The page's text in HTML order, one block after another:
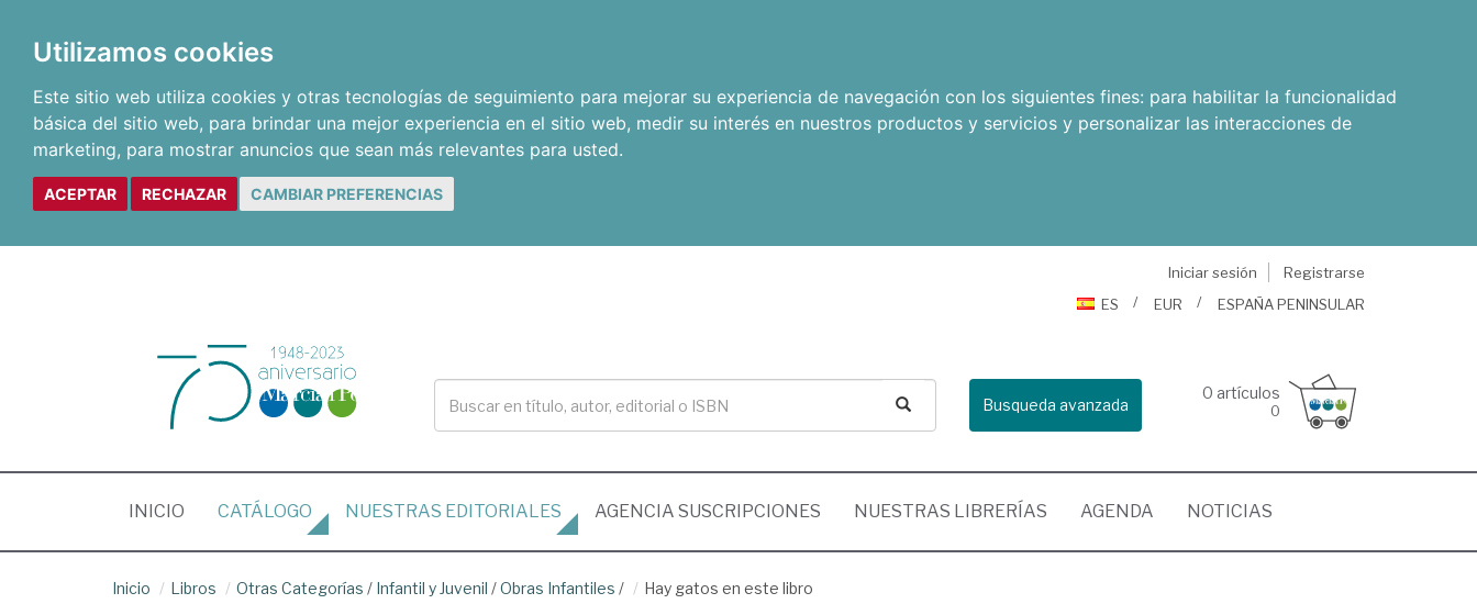
Utilizamos cookies
Este sitio web utiliza cookies y otras tecnologías de seguimiento para mejorar su experiencia de navegación con los siguientes fines: para habilitar la funcionalidad
básica del sitio web, para brindar una mejor experiencia en el sitio web, medir su interés en nuestros productos y servicios y personalizar las interacciones de
marketing, para mostrar anuncios que sean más relevantes para usted.
ACEPTAR RECHAZAR CAMBIAR PREFERENCIAS
Iniciar sesión
Registrarse
ES
EUR ESPAÑA PENINSULAR
Busqueda avanzada
0 artículos
0
INICIO (CURRENT)
CATÁLOGO NUESTRAS EDITORIALES AGENCIA SUSCRIPCIONES NUESTRAS LIBRERÍAS AGENDA NOTICIAS
Inicio Libros Otras Categorías / Infantil y Juvenil /Obras Infantiles / Hay gatos en este libro